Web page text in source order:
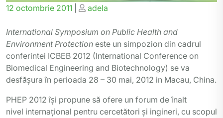
Posted
12 octombrie 2011
Posted
adela
International Symposium on Public Health and
Environment Protection este un simpozion din cadrul
conferintei ICBEB 2012 (International Conference on
Biomedical Engineering and Biotechnology) se va
desfăşura în perioada 28 – 30 mai, 2012 in Macau, China.
PHEP 2012 îşi propune să ofere un forum de înalt
nivel internaţional pentru cercetători şi ingineri, cu scopul